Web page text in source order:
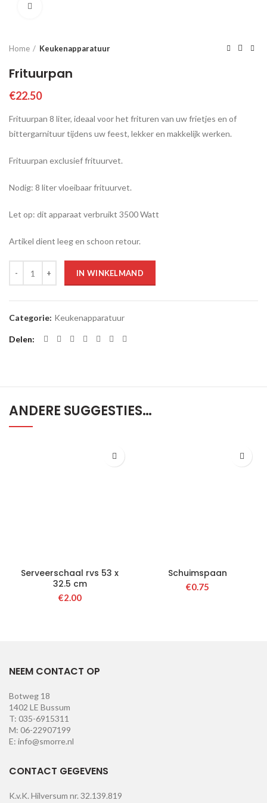
Home Keukenapparatuur
Frituurpan
€22.50
Frituurpan 8 liter, ideaal voor het frituren van uw frietjes en of
bittergarnituur tijdens uw feest, lekker en makkelijk werken.
Frituurpan exclusief frituurvet.
Nodig: 8 liter vloeibaar frituurvet.
Let op: dit apparaat verbruikt 3500 Watt
Artikel dient leeg en schoon retour.
IN WINKELMAND
Categorie: Keukenapparatuur
Delen
ANDERE SUGGESTIES…
Serveerschaal rvs 53 x
32.5 cm
€2.00
Schuimspaan
€0.75
NEEM CONTACT OP
Botweg 18
1402 LE Bussum
T: 035-6915311
M: 06-22907199
E: info@smorre.nl
CONTACT GEGEVENS
K.v.K. Hilversum nr. 32.139.819